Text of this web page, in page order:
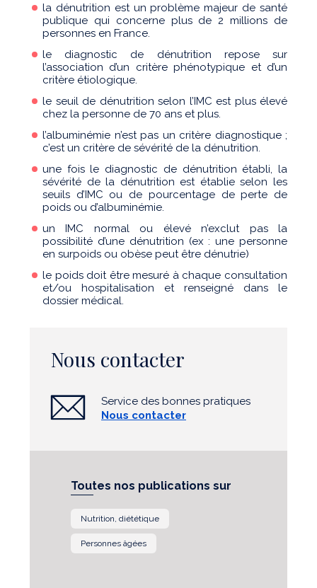
la dénutrition est un problème majeur de santé
publique qui concerne plus de 2 millions de
personnes en France.
le diagnostic de dénutrition repose sur
l’association d’un critère phénotypique et d’un
critère étiologique.
le seuil de dénutrition selon l’IMC est plus élevé
chez la personne de 70 ans et plus.
l’albuminémie n’est pas un critère diagnostique ;
c’est un critère de sévérité de la dénutrition.
une fois le diagnostic de dénutrition établi, la
sévérité de la dénutrition est établie selon les
seuils d’IMC ou de pourcentage de perte de
poids ou d’albuminémie.
un IMC normal ou élevé n’exclut pas la
possibilité d’une dénutrition (ex : une personne
en surpoids ou obèse peut être dénutrie)
le poids doit être mesuré à chaque consultation
et/ou hospitalisation et renseigné dans le
dossier médical.
Nous contacter
Service des bonnes pratiques
Nous contacter
Toutes nos publications sur
Nutrition, diététique
Personnes âgées